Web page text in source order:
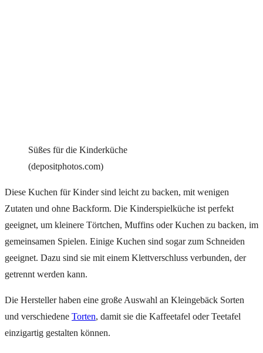
Süßes für die Kinderküche
(depositphotos.com)
Diese Kuchen für Kinder sind leicht zu backen, mit wenigen
Zutaten und ohne Backform. Die Kinderspielküche ist perfekt
geeignet, um kleinere Törtchen, Muffins oder Kuchen zu backen, im
gemeinsamen Spielen. Einige Kuchen sind sogar zum Schneiden
geeignet. Dazu sind sie mit einem Klettverschluss verbunden, der
getrennt werden kann.
Die Hersteller haben eine große Auswahl an Kleingebäck Sorten
und verschiedene Torten, damit sie die Kaffeetafel oder Teetafel
einzigartig gestalten können.